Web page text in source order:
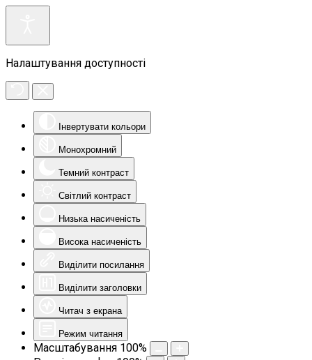
Налаштування доступності
Інвертувати кольори
Монохромний
Темний контраст
Світлий контраст
Низька насиченість
Висока насиченість
Виділити посилання
Виділити заголовки
Читач з екрана
Режим читання
Масштабування 100%